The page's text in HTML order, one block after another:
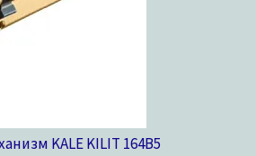
KALE KILIT 164B5